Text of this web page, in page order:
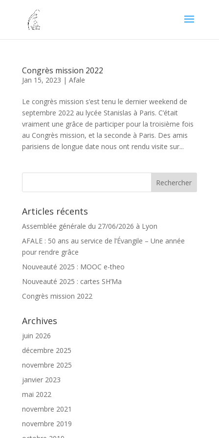
Congrès mission 2022
Jan 15, 2023 | Afale
Le congrès mission s’est tenu le dernier weekend de
septembre 2022 au lycée Stanislas à Paris. C’était
vraiment une grâce de participer pour la troisième fois
au Congrès mission, et la seconde à Paris. Des amis
parisiens de longue date nous ont rendu visite sur...
Articles récents
Assemblée générale du 27/06/2026 à Lyon
AFALE : 50 ans au service de l’Évangile – Une année
pour rendre grâce
Nouveauté 2025 : MOOC e-theo
Nouveauté 2025 : cartes SH’Ma
Congrès mission 2022
Archives
juin 2026
décembre 2025
novembre 2025
janvier 2023
mai 2022
novembre 2021
novembre 2019